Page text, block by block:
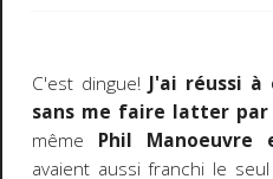
C'est dingue! J'ai réussi à
sans me faire latter par
même Phil Manoeuvre
avaient aussi franchi le